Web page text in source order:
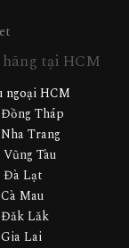
tại HCM
ngoại HCM
Tháp
Trang
Tàu
Đà Lạt
Mau
Đăk Lăk
Lai